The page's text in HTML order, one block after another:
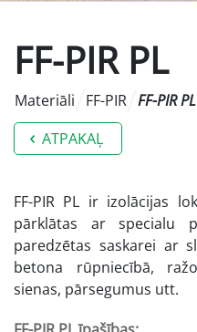
FF-PIR PL
Materiāli FF-PIR
FF-PIR PL
ATPAKAĻ
FF-PIR PL ir izolācijas
pārklātas ar specialu
paredzētas saskarei ar
betona rūpniecībā,
sienas, pārsegumus utt.